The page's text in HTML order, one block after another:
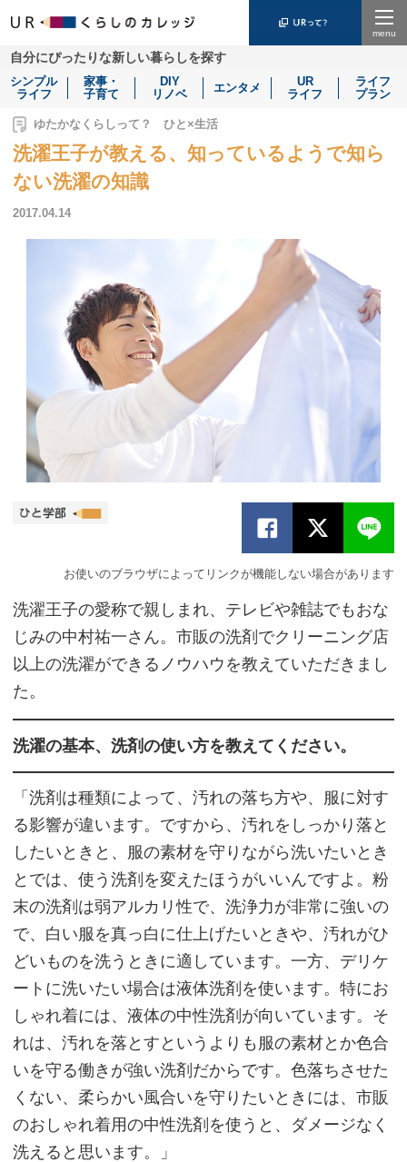
自分にぴったりな新しい暮らしを探す
シンプル
ライフ
家事・
子育て
DIY
リノベ
エンタメ
UR
ライフ
ライフ
プラン
ゆたかなくらしって？ ひと×生活
洗濯王子が教える、知っているようで知ら
ない洗濯の知識
2017.04.14
お使いのブラウザによってリンクが機能しない場合があります
洗濯王子の愛称で親しまれ、テレビや雑誌でもおな
じみの中村祐一さん。市販の洗剤でクリーニング店
以上の洗濯ができるノウハウを教えていただきまし
た。
洗濯の基本、洗剤の使い方を教えてください。
「洗剤は種類によって、汚れの落ち方や、服に対す
る影響が違います。ですから、汚れをしっかり落と
したいときと、服の素材を守りながら洗いたいとき
とでは、使う洗剤を変えたほうがいいんですよ。粉
末の洗剤は弱アルカリ性で、洗浄力が非常に強いの
で、白い服を真っ白に仕上げたいときや、汚れがひ
どいものを洗うときに適しています。一方、デリケ
ートに洗いたい場合は液体洗剤を使います。特にお
しゃれ着には、液体の中性洗剤が向いています。そ
れは、汚れを落とすというよりも服の素材とか色合
いを守る働きが強い洗剤だからです。色落ちさせた
くない、柔らかい風合いを守りたいときには、市販
のおしゃれ着用の中性洗剤を使うと、ダメージなく
洗えると思います。」